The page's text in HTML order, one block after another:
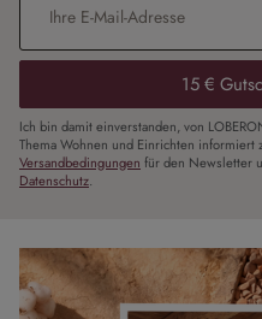
15 €
Ich bin damit einverstanden, von
Thema Wohnen und Einrichten
Versandbedingungen für den Newsletter
Datenschutz.